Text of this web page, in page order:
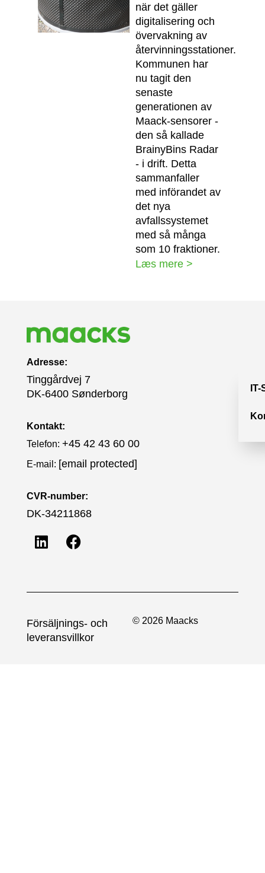
när det gäller
digitalisering och
övervakning av
återvinningsstationer.
Kommunen har
nu tagit den
senaste
generationen av
Maack-sensorer -
den så kallade
BrainyBins Radar
- i drift. Detta
sammanfaller
med införandet av
det nya
avfallssystemet
med så många
som 10 fraktioner.
Læs mere >
Adresse:
Tinggårdvej 7
DK-6400 Sønderborg
Kontakt:
Telefon: +45 42 43 60 00
E-mail: [email protected]
CVR-number:
DK-34211868
© 2026 Maacks
Försäljnings- och
leveransvillkor